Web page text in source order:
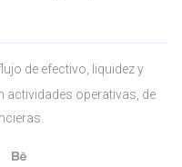
de efectivo, liquidez y
actividades operativas, de